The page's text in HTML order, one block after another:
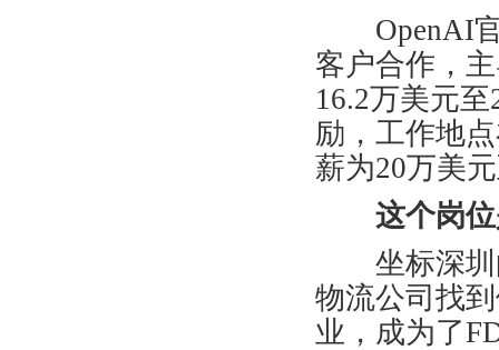
OpenAI
客户合作，
16.2万美元至
励，工作地
薪为20万美
这个岗
坐标深圳
物流公司找
业，成为了